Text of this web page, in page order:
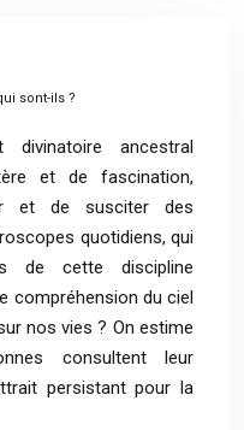
sont-ils ?
ancestral
et de fascination,
et de susciter des
quotidiens, qui
de cette discipline
compréhension du ciel
nos vies ? On estime
consultent leur
persistant pour la